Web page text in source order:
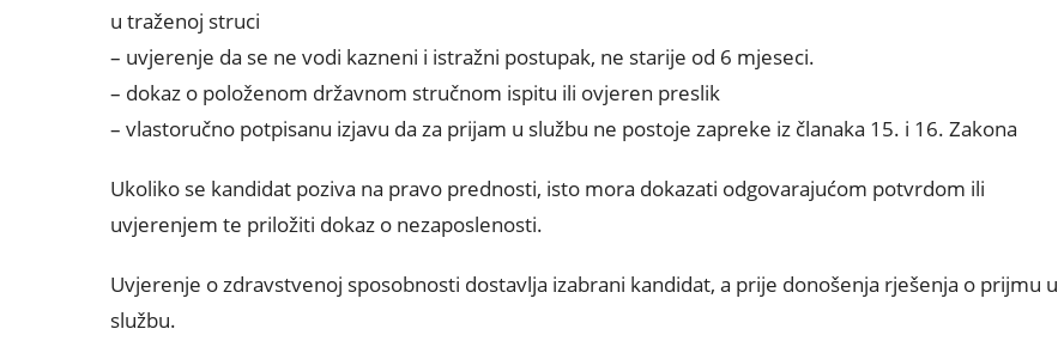
u traženoj struci
– uvjerenje da se ne vodi kazneni i istražni postupak, ne starije od 6 mjeseci.
– dokaz o položenom državnom stručnom ispitu ili ovjeren preslik
– vlastoručno potpisanu izjavu da za prijam u službu ne postoje zapreke iz članaka 15. i 16. Zakona
Ukoliko se kandidat poziva na pravo prednosti, isto mora dokazati odgovarajućom potvrdom ili
uvjerenjem te priložiti dokaz o nezaposlenosti.
Uvjerenje o zdravstvenoj sposobnosti dostavlja izabrani kandidat, a prije donošenja rješenja o prijmu u
službu.